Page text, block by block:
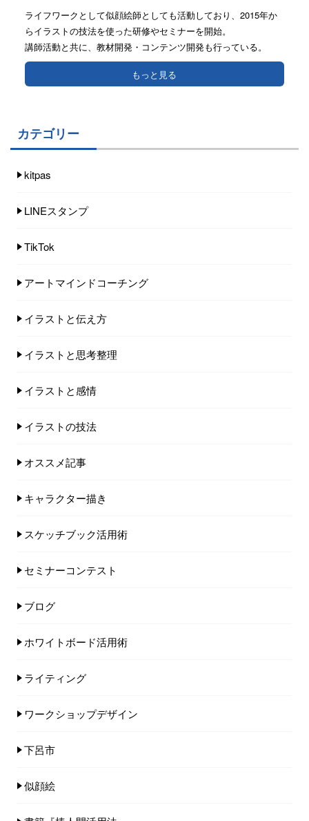
ライフワークとして似顔絵師としても活動しており、2015年か
らイラストの技法を使った研修やセミナーを開始。
講師活動と共に、教材開発・コンテンツ開発も行っている。
もっと見る
カテゴリー
kitpas
LINEスタンプ
TikTok
アートマインドコーチング
イラストと伝え方
イラストと思考整理
イラストと感情
イラストの技法
オススメ記事
キャラクター描き
スケッチブック活用術
セミナーコンテスト
ブログ
ホワイトボード活用術
ライティング
ワークショップデザイン
下呂市
似顔絵